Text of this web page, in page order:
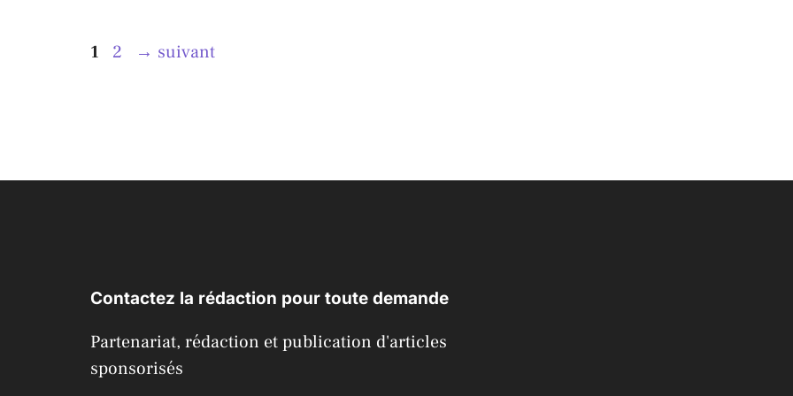
Page
1 Page
2 → suivant
Contactez la rédaction pour toute demande
Partenariat, rédaction et publication d'articles
sponsorisés